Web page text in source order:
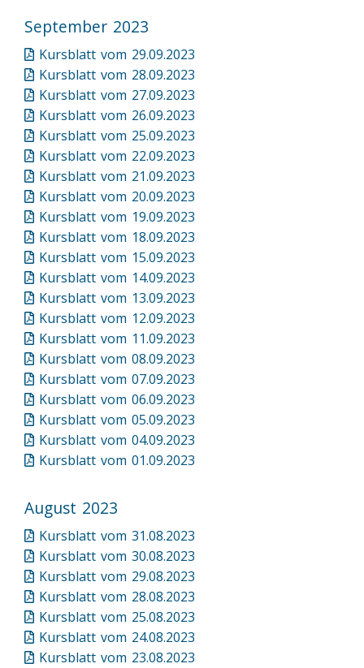
September 2023
Kursblatt vom 29.09.2023
Kursblatt vom 28.09.2023
Kursblatt vom 27.09.2023
Kursblatt vom 26.09.2023
Kursblatt vom 25.09.2023
Kursblatt vom 22.09.2023
Kursblatt vom 21.09.2023
Kursblatt vom 20.09.2023
Kursblatt vom 19.09.2023
Kursblatt vom 18.09.2023
Kursblatt vom 15.09.2023
Kursblatt vom 14.09.2023
Kursblatt vom 13.09.2023
Kursblatt vom 12.09.2023
Kursblatt vom 11.09.2023
Kursblatt vom 08.09.2023
Kursblatt vom 07.09.2023
Kursblatt vom 06.09.2023
Kursblatt vom 05.09.2023
Kursblatt vom 04.09.2023
Kursblatt vom 01.09.2023
August 2023
Kursblatt vom 31.08.2023
Kursblatt vom 30.08.2023
Kursblatt vom 29.08.2023
Kursblatt vom 28.08.2023
Kursblatt vom 25.08.2023
Kursblatt vom 24.08.2023
Kursblatt vom 23.08.2023